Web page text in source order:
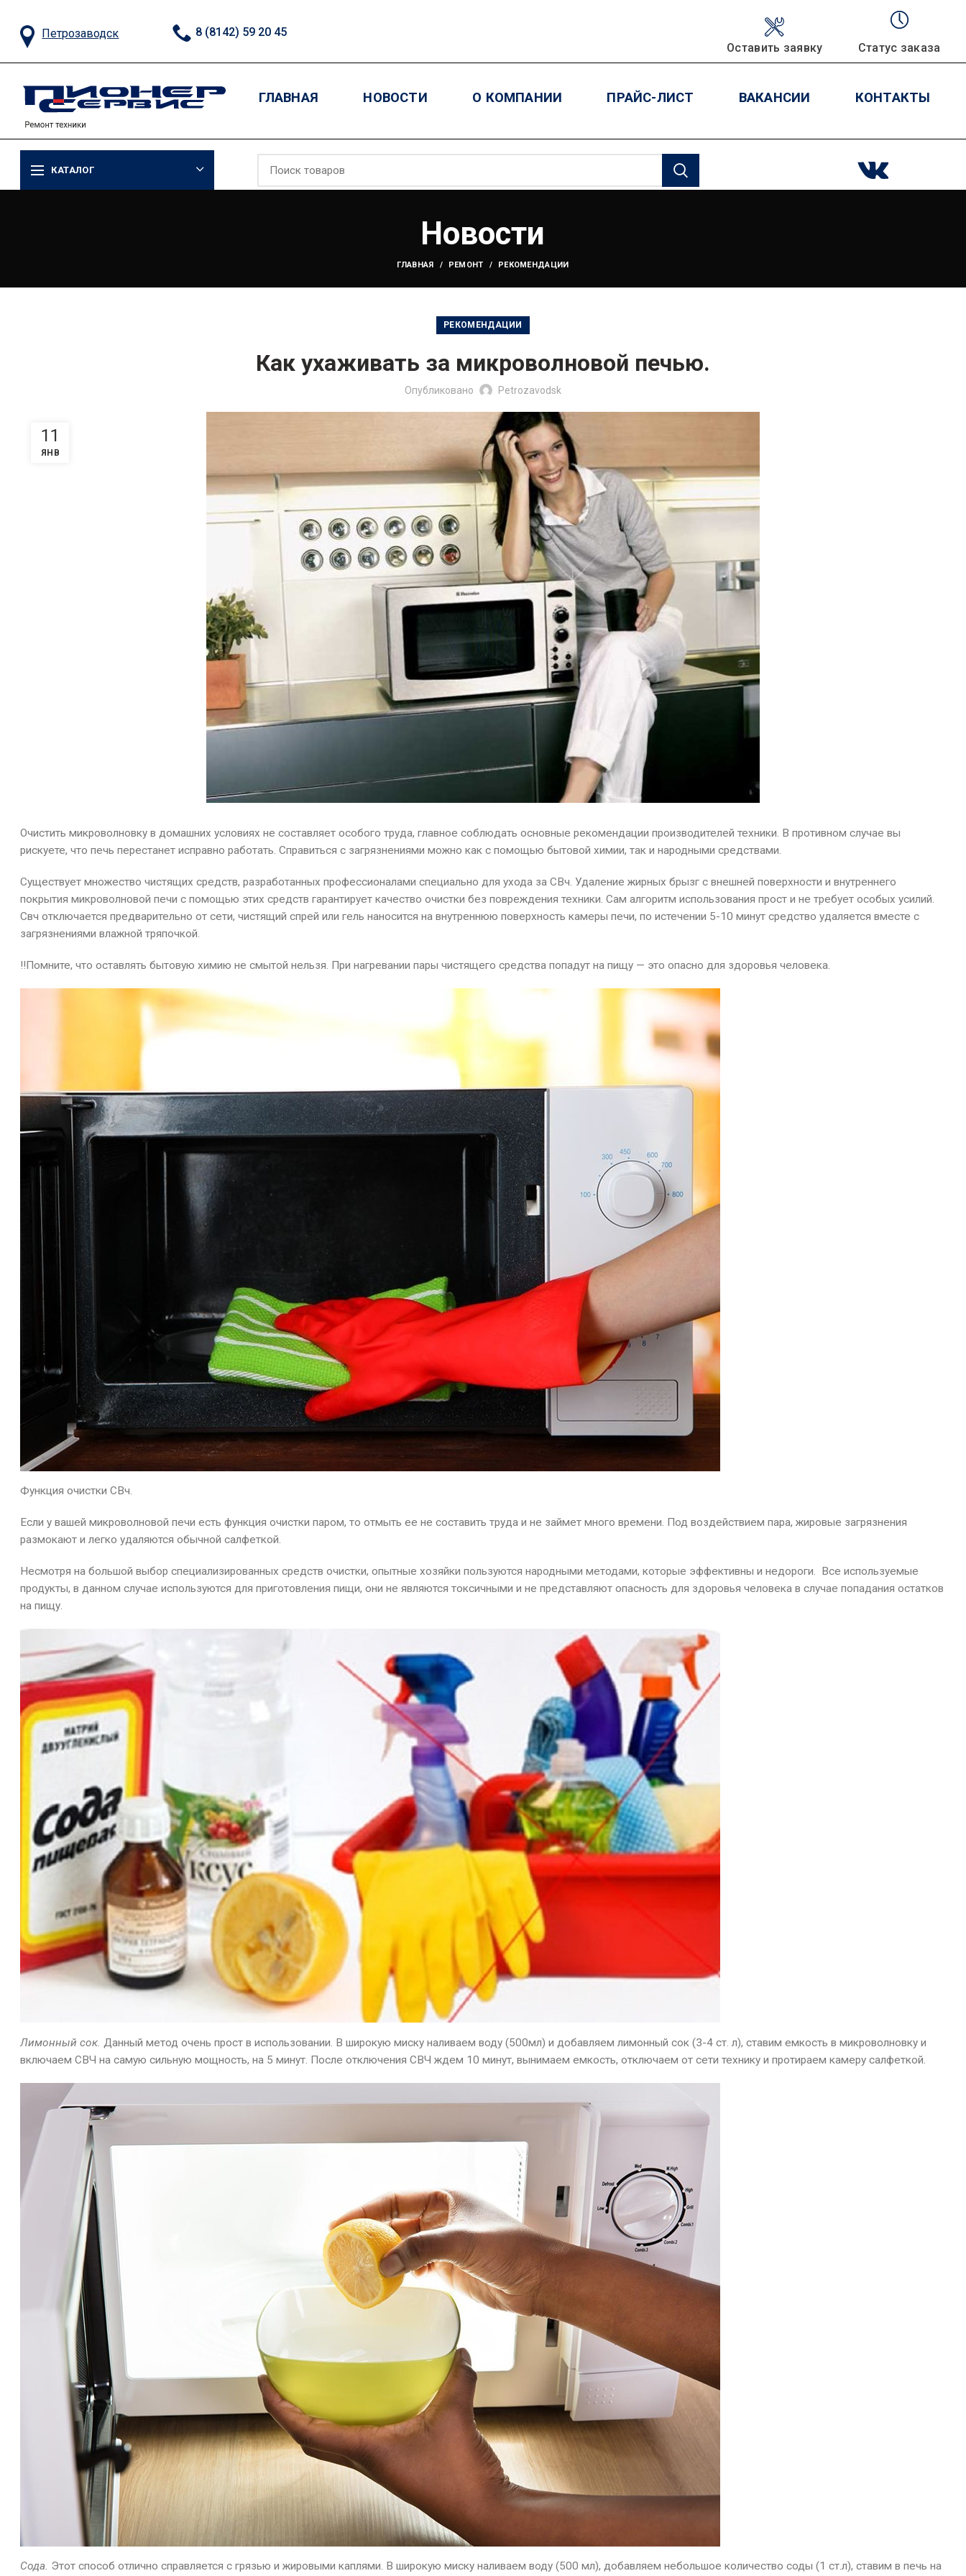
Петрозаводск
8 (8142) 59 20 45
Оставить заявку
Статус заказа
ГЛАВНАЯ НОВОСТИ О КОМПАНИИ ПРАЙС-ЛИСТ ВАКАНСИИ КОНТАКТЫ
КАТАЛОГ
Новости
ГЛАВНАЯ РЕМОНТ РЕКОМЕНДАЦИИ
РЕКОМЕНДАЦИИ
Как ухаживать за микроволновой печью.
Опубликовано Petrozavodsk
11
ЯНВ
Очистить микроволновку в домашних условиях не составляет особого труда, главное соблюдать основные рекомендации производителей техники. В противном случае вы
рискуете, что печь перестанет исправно работать. Справиться с загрязнениями можно как с помощью бытовой химии, так и народными средствами.
Существует множество чистящих средств, разработанных профессионалами специально для ухода за СВч. Удаление жирных брызг с внешней поверхности и внутреннего
покрытия микроволновой печи с помощью этих средств гарантирует качество очистки без повреждения техники. Сам алгоритм использования прост и не требует особых усилий.
Свч отключается предварительно от сети, чистящий спрей или гель наносится на внутреннюю поверхность камеры печи, по истечении 5-10 минут средство удаляется вместе с
загрязнениями влажной тряпочкой.
!!Помните, что оставлять бытовую химию не смытой нельзя. При нагревании пары чистящего средства попадут на пищу — это опасно для здоровья человека.
Функция очистки СВч.
Если у вашей микроволновой печи есть функция очистки паром, то отмыть ее не составить труда и не займет много времени. Под воздействием пара, жировые загрязнения
размокают и легко удаляются обычной салфеткой.
Несмотря на большой выбор специализированных средств очистки, опытные хозяйки пользуются народными методами, которые эффективны и недороги. Все используемые
продукты, в данном случае используются для приготовления пищи, они не являются токсичными и не представляют опасность для здоровья человека в случае попадания остатков
на пищу.
Лимонный сок.Данный метод очень прост в использовании. В широкую миску наливаем воду (500мл) и добавляем лимонный сок (3-4 ст. л), ставим емкость в микроволновку и
включаем СВЧ на самую сильную мощность, на 5 минут. После отключения СВЧ ждем 10 минут, вынимаем емкость, отключаем от сети технику и протираем камеру салфеткой.
Сода. Этот способ отлично справляется с грязью и жировыми каплями. В широкую миску наливаем воду (500 мл), добавляем небольшое количество соды (1 ст.л), ставим в печь на